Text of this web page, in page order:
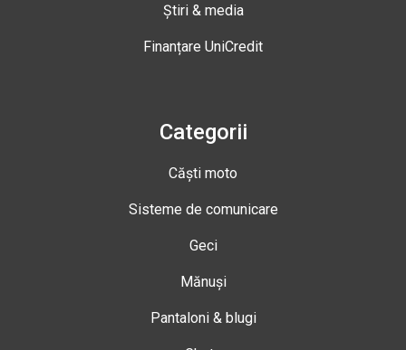
Știri & media
Finanțare UniCredit
Categorii
Căști moto
Sisteme de comunicare
Geci
Mănuși
Pantaloni & blugi